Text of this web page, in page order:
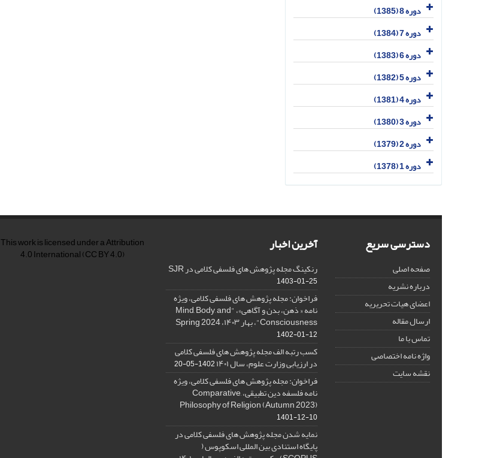
دوره 8 (1385)
دوره 7 (1384)
دوره 6 (1383)
دوره 5 (1382)
دوره 4 (1381)
دوره 3 (1380)
دوره 2 (1379)
دوره 1 (1378)
دسترسی سریع
صفحه اصلی
درباره نشریه
اعضای هیات تحریریه
ارسال مقاله
تماس با ما
واژه نامه اختصاصی
نقشه سایت
آخرین اخبار
رنکینگ مجله پژوهش های فلسفی کلامی در SJR
1403-01-25
فراخوان: مجله پژوهش های فلسفی کلامی، ویژه
نامه « ذهن، بدن و آگاهی»، "Mind, Body, and
Consciousness"، بهار ۱۴۰۳، Spring 2024
1402-01-12
کسب رتبه الف مجله پژوهش های فلسفی کلامی
در ارزیابی وزارت علوم، سال ۱۴۰۱ 1402-05-20
فراخوان: مجله پژوهش های فلسفی کلامی، ویژه
نامه فلسفه دین تطبیقی، ,Comparative
Philosophy of Religion (Autumn 2023)
1401-12-10
نمایه شدن مجله پژوهش های فلسفی کلامی در
پایگاه استنادی بین المللی اسکوپوس (
This work is licensed under aAttribution
4.0 International(CC BY 4.0)